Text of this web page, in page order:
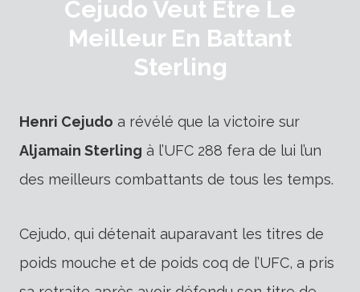
Cejudo Veut Être Le
Meilleur En Battant
Sterling
Henri Cejudo a révélé que la victoire sur
Aljamain Sterling à l’UFC 288 fera de lui l’un
des meilleurs combattants de tous les temps.
Cejudo, qui détenait auparavant les titres de
poids mouche et de poids coq de l’UFC, a pris